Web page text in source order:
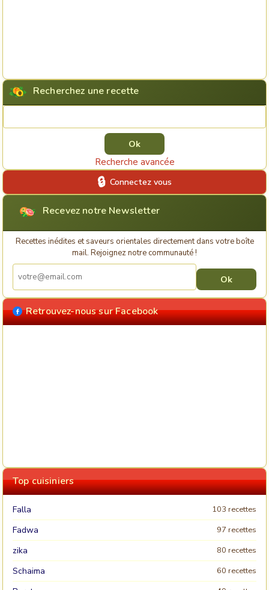
Recherchez une recette
Recherche avancée
Connectez vous
Recevez notre Newsletter
Recettes inédites et saveurs orientales directement dans votre boîte
mail. Rejoignez notre communauté !
Retrouvez-nous sur Facebook
Top cuisiniers
Falla 103 recettes
Fadwa 97 recettes
zika 80 recettes
Schaima 60 recettes